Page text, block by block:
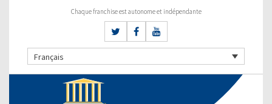
Chaque franchise est autonome et indépendante
Français